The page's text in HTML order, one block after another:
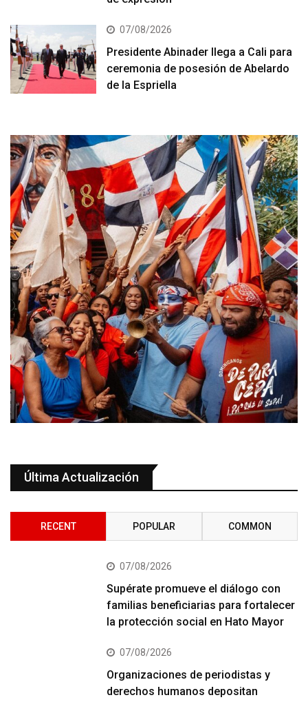
07/08/2026
Presidente Abinader llega a Cali para
ceremonia de posesión de Abelardo
de la Espriella
Última Actualización
RECENT POPULAR COMMON
07/08/2026
Supérate promueve el diálogo con
familias beneficiarias para fortalecer
la protección social en Hato Mayor
07/08/2026
Organizaciones de periodistas y
derechos humanos depositan